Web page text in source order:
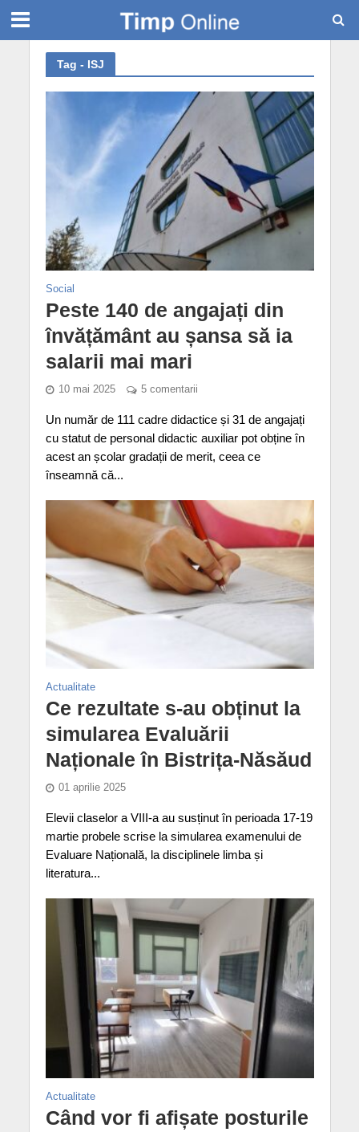
Tag - ISJ
Social
Peste 140 de angajați din
învățământ au șansa să ia
salarii mai mari
10 mai 2025 5 comentarii
Un număr de 111 cadre didactice și 31 de angajați
cu statut de personal didactic auxiliar pot obține în
acest an școlar gradații de merit, ceea ce
înseamnă că...
Actualitate
Ce rezultate s-au obținut la
simularea Evaluării
Naționale în Bistrița-Năsăud
01 aprilie 2025
Elevii claselor a VIII-a au susținut în perioada 17-19
martie probele scrise la simularea examenului de
Evaluare Națională, la disciplinele limba și
literatura...
Actualitate
Când vor fi afișate posturile